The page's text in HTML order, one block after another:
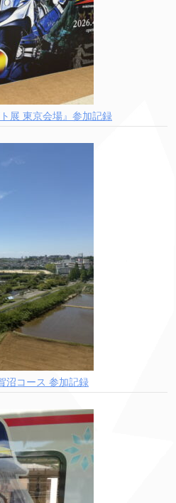
展 東京会場』参加記録
沼コース 参加記録